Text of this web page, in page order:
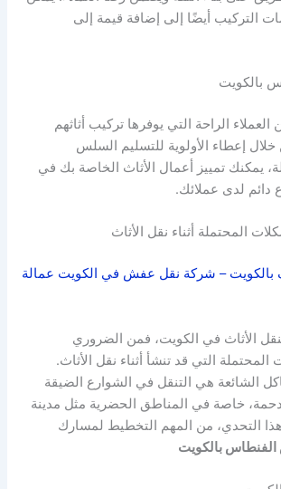
التركيب أيضًا إلى إضافة قيمة إلى
بالكويت
الراحة التي يوفرها تركيب أثاثهم
إعطاء الأولوية للتسليم السلس
يمكنك تمييز أعمال الأثاث الخاصة بك في
دائم لدى عملائك.
– شركة نقل عفش في الكويت عمالة
الأثاث في الكويت، فمن الضروري
المحتملة التي قد تنشأ أثناء نقل الأثاث.
الشائعة هي التنقل في الشوارع الضيقة
خاصة في المناطق الحضرية مثل مدينة
التحدي، من المهم التخطيط لمسارك
بالكويت